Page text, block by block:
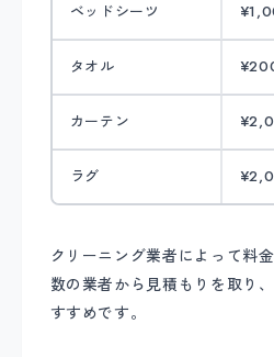
ベッドシーツ
タオル
カーテン
ラグ
クリーニング業者によって料
数の業者から見積もりを取り
すすめです。